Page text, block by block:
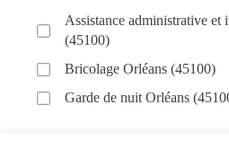
Assistance administrative et
(45100)
Bricolage Orléans (45100)
Garde de nuit Orléans